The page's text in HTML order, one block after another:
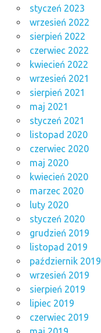
styczeń 2023
wrzesień 2022
sierpień 2022
czerwiec 2022
kwiecień 2022
wrzesień 2021
sierpień 2021
maj 2021
styczeń 2021
listopad 2020
czerwiec 2020
maj 2020
kwiecień 2020
marzec 2020
luty 2020
styczeń 2020
grudzień 2019
listopad 2019
październik 2019
wrzesień 2019
sierpień 2019
lipiec 2019
czerwiec 2019